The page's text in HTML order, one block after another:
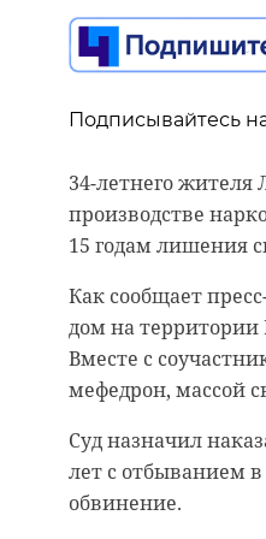
Подписывайтесь
34-летнего
производстве
15 годам лишения
Как сообщает
дом на территории
Вместе с
мефедрон, массой
Суд назначил
лет с отбыванием
обвинение.
Курсанты
подразделениях
В ходе стажировки
кинологических
кинологами и
выполнение задач
или общественные
что мужчина
Проводить в
безопасности
замглавы
военнослужащего.
Дмитрий
ратном подвиге
Федерации.
Военнослужащего
проводил бойца в